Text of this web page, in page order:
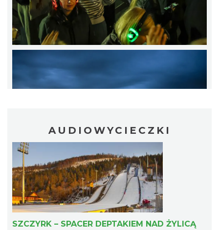
III Ogólnopolski Festiwal Folkloru
Dziecięcego „ Jaworowy Listek”
II Beskidzkie Święto Ziół
Cięcina
2026-08-09
12.74 km
AUDIOWYCIECZKI
SZCZYRK – SPACER DEPTAKIEM NAD ŻYLICĄ